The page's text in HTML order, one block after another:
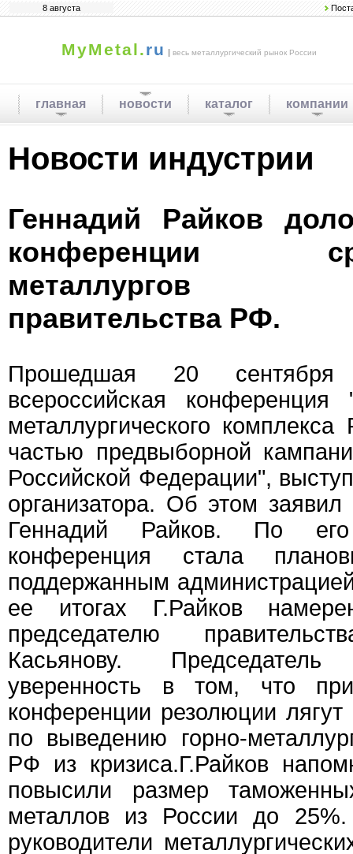
8 августа
MyMetal.ru | весь металлургический рынок России
главная новости каталог компании
Новости индустрии
Геннадий Райков
конференции
металлургов
правительства РФ.
Прошедшая 20 сентября
всероссийская
металлургического
частью предвыборной
Российской Федерации",
организатора. Об этом
Геннадий Райков. По
конференция стала
поддержанным
ее итогах Г.Райков
председателю
Касьянову.
уверенность в том, что
конференции резолюции
по выведению горно-
РФ из кризиса.Г.Райков
повысили размер
металлов из России до 25%.
руководители